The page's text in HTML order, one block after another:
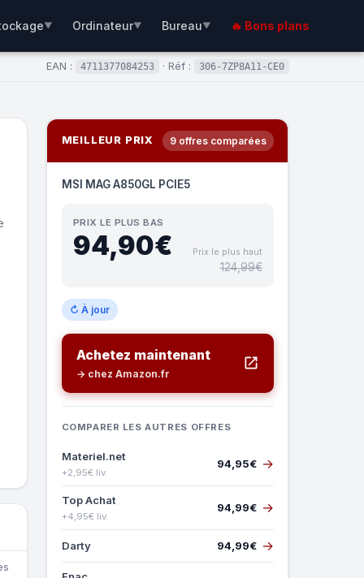
▼ Ordinateur▼ Bureau▼ 🔥 Bons plans
EAN : 4711377084253 · Réf : 306-7ZP8A11-CE0
MEILLEUR PRIX 9 offres comparées
MSI MAG A850GL PCIE5
PRIX LE PLUS BAS
94,90€ Prix le plus haut
124,99€
↻ À jour
Achetez maintenant
→ chez Amazon.fr
COMPARER LES AUTRES OFFRES
Materiel.net
+2,95€ liv.
94,95€ →
Top Achat
+4,95€ liv.
94,99€ →
Darty 94,99€ →